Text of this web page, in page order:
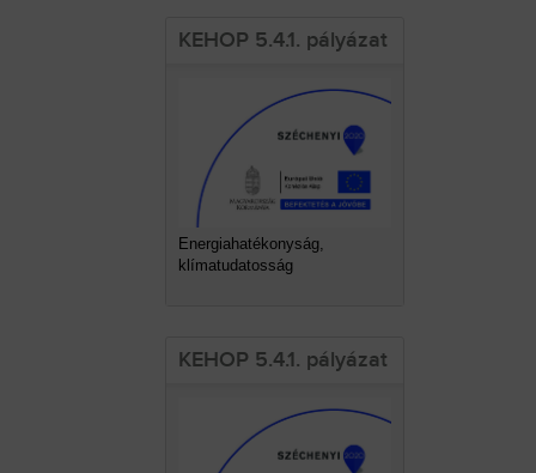
KEHOP 5.4.1. pályázat
Energiahatékonyság,
klímatudatosság
KEHOP 5.4.1. pályázat